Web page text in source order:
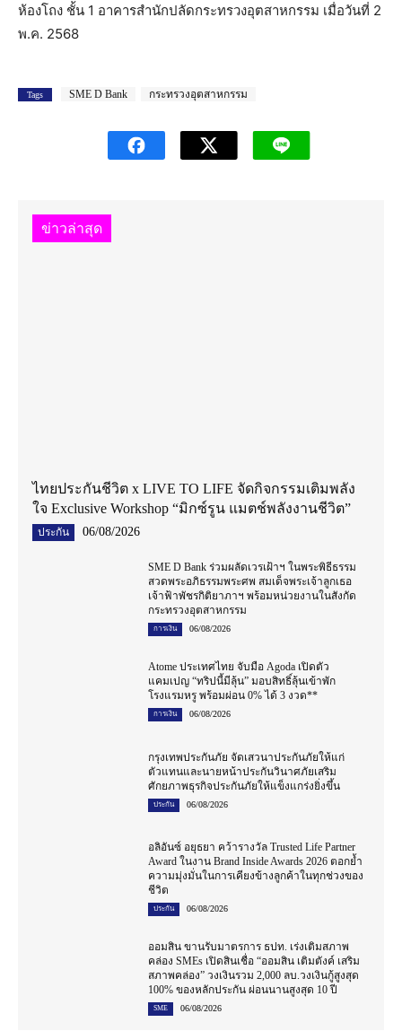
ห้องโถง ชั้น 1 อาคารสำนักปลัดกระทรวงอุตสาหกรรม เมื่อวันที่ 2
พ.ค. 2568
Tags SME D Bank กระทรวงอุตสาหกรรม
ข่าวล่าสุด
ไทยประกันชีวิต x LIVE TO LIFE จัดกิจกรรมเติมพลัง
ใจ Exclusive Workshop “มิกซ์รูน แมตช์พลังงานชีวิต”
ประกัน 06/08/2026
SME D Bank ร่วมผลัดเวรเฝ้าฯ ในพระพิธีธรรม
สวดพระอภิธรรมพระศพ สมเด็จพระเจ้าลูกเธอ
เจ้าฟ้าพัชรกิติยาภาฯ พร้อมหน่วยงานในสังกัด
กระทรวงอุตสาหกรรม
การเงิน 06/08/2026
Atome ประเทศไทย จับมือ Agoda เปิดตัว
แคมเปญ “ทริปนี้มีลุ้น” มอบสิทธิ์ลุ้นเข้าพัก
โรงแรมหรู พร้อมผ่อน 0% ได้ 3 งวด**
การเงิน 06/08/2026
กรุงเทพประกันภัย จัดเสวนาประกันภัยให้แก่
ตัวแทนและนายหน้าประกันวินาศภัยเสริม
ศักยภาพธุรกิจประกันภัยให้แข็งแกร่งยิ่งขึ้น
ประกัน 06/08/2026
อลิอันซ์ อยุธยา คว้ารางวัล Trusted Life Partner
Award ในงาน Brand Inside Awards 2026 ตอกย้ำ
ความมุ่งมั่นในการเคียงข้างลูกค้าในทุกช่วงของ
ชีวิต
ประกัน 06/08/2026
ออมสิน ขานรับมาตรการ ธปท. เร่งเติมสภาพ
คล่อง SMEs เปิดสินเชื่อ “ออมสิน เติมตังค์ เสริม
สภาพคล่อง” วงเงินรวม 2,000 ลบ.วงเงินกู้สูงสุด
100% ของหลักประกัน ผ่อนนานสูงสุด 10 ปี
SME 06/08/2026